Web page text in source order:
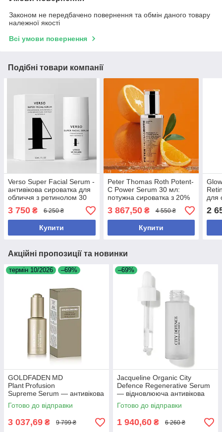
Законом не передбачено повернення та обмін даного товару
належної якості
Всі умови повернення
Подібні товари компанії
Verso Super Facial Serum -
антивікова сироватка для
обличчя з ретинолом 30
мл
3 750 ₴ 6 250 ₴
Купити
Peter Thomas Roth Potent-
C Power Serum 30 мл:
потужна сироватка з 20%
вітаміну C для
омолодження та
освітлення шкіри
3 867,50₴ 4 550 ₴
Купити
для
30
2
Акційні пропозиції та новинки
термін 10/2026 –69%
GOLDFADEN MD
Plant Profusion
Supreme Serum — антивікова
сироватка зі стовбуровими
клітинами рослин, 30 мл
Готово до відправки
3 037,69 ₴ 9 799 ₴
–69%
Jacqueline Organic City
Defence Regenerative Serum
— відновлююча антивікова
сироватка, 30 мл
Готово до відправки
1 940,60 ₴ 6 260 ₴